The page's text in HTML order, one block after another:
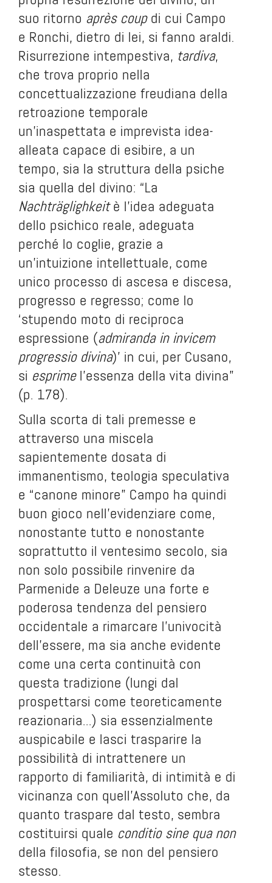
suo ritorno après coup di cui Campo
e Ronchi, dietro di lei, si fanno araldi.
Risurrezione intempestiva, tardiva,
che trova proprio nella
concettualizzazione freudiana della
retroazione temporale
un'inaspettata e imprevista idea-
alleata capace di esibire, a un
tempo, sia la struttura della psiche
sia quella del divino: “La
Nachträglighkeit è l'idea adeguata
dello psichico reale, adeguata
perché lo coglie, grazie a
un'intuizione intellettuale, come
unico processo di ascesa e discesa,
progresso e regresso; come lo
‘stupendo moto di reciproca
espressione (admiranda in invicem
progressio divina)’ in cui, per Cusano,
si esprime l'essenza della vita divina”
(p. 178).
Sulla scorta di tali premesse e
attraverso una miscela
sapientemente dosata di
immanentismo, teologia speculativa
e “canone minore” Campo ha quindi
buon gioco nell'evidenziare come,
nonostante tutto e nonostante
soprattutto il ventesimo secolo, sia
non solo possibile rinvenire da
Parmenide a Deleuze una forte e
poderosa tendenza del pensiero
occidentale a rimarcare l'univocità
dell'essere, ma sia anche evidente
come una certa continuità con
questa tradizione (lungi dal
prospettarsi come teoreticamente
reazionaria...) sia essenzialmente
auspicabile e lasci trasparire la
possibilità di intrattenere un
rapporto di familiarità, di intimità e di
vicinanza con quell'Assoluto che, da
quanto traspare dal testo, sembra
costituirsi quale conditio sine qua non
della filosofia, se non del pensiero
stesso.